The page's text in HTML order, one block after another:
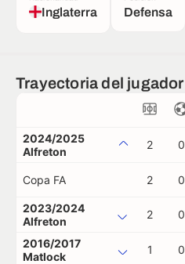
Inglaterra Defensa
Trayectoria del jugador
2024/2025
Alfreton
2 0
Copa FA 2 0
2023/2024
Alfreton
2 0
2016/2017
Matlock
1 0